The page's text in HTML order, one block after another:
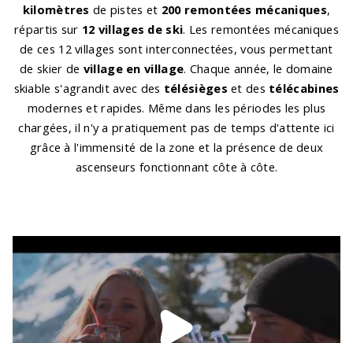
kilomètres de pistes et 200 remontées mécaniques,
répartis sur 12 villages de ski. Les remontées mécaniques
de ces 12 villages sont interconnectées, vous permettant
de skier de village en village. Chaque année, le domaine
skiable s'agrandit avec des télésièges et des télécabines
modernes et rapides. Même dans les périodes les plus
chargées, il n'y a pratiquement pas de temps d'attente ici
grâce à l'immensité de la zone et la présence de deux
ascenseurs fonctionnant côte à côte.